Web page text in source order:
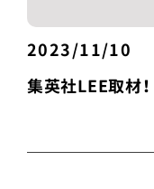
2023/11/10
集英社LEE取材！